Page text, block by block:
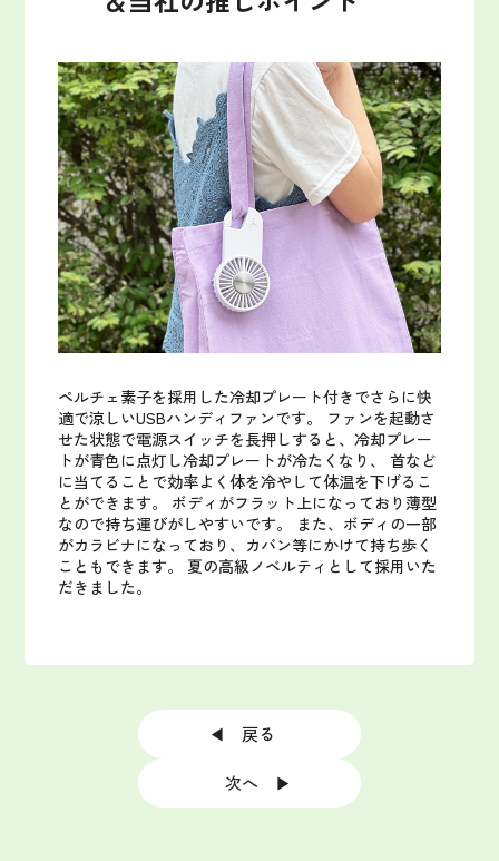
ペルチェ素子を採用した冷却プレート付きでさらに快
適で涼しいUSBハンディファンです。
ファンを起動さ
せた状態で電源スイッチを長押しすると、冷却プレー
トが青色に点灯し冷却プレートが冷たくなり、 首など
に当てることで効率よく体を冷やして体温を下げるこ
とができます。
ボディがフラット上になっており薄型
なので持ち運びがしやすいです。
また、ボディの一部
がカラビナになっており、カバン等にかけて持ち歩く
こともできます。
夏の高級ノベルティとして採用いた
だきました。
◀ 戻る
次へ ▶